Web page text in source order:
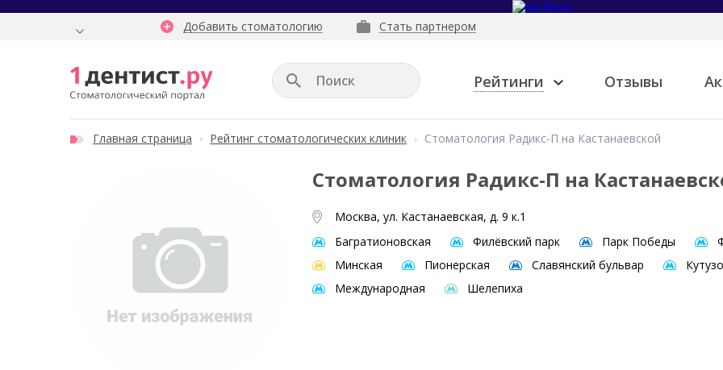
Добавить стоматологию Стать партнером
Рейтинги Отзывы
Главная страница Рейтинг стоматологических клиник Стоматология Радикс-П на Кастанаевской
Стоматология Радикс-П на
Москва, ул. Кастанаевская, д. 9 к.1
Багратионовская
Филёвский парк Парк Победы
Минская
Пионерская Славянский бульвар
Международная
Шелепиха